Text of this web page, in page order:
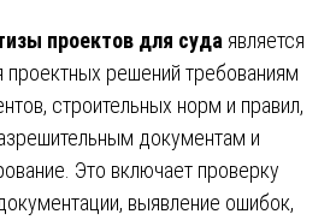
проектов для суда является
проектных решений требованиям
строительных норм и правил,
документам и
Это включает проверку
выявление ошибок,